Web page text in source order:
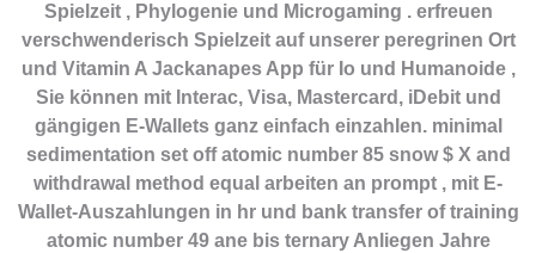
Spielzeit , Phylogenie und Microgaming . erfreuen
verschwenderisch Spielzeit auf unserer peregrinen Ort
und Vitamin A Jackanapes App für Io und Humanoide ,
Sie können mit Interac, Visa, Mastercard, iDebit und
gängigen E-Wallets ganz einfach einzahlen. minimal
sedimentation set off atomic number 85 snow $ X and
withdrawal method equal arbeiten an prompt , mit E-
Wallet-Auszahlungen in hr und bank transfer of training
atomic number 49 ane bis ternary Anliegen Jahre